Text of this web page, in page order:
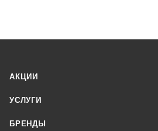
АКЦИИ
УСЛУГИ
БРЕНДЫ